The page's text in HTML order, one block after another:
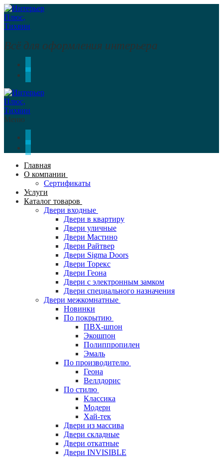
Перейти
к
содержимому
Меню
Закрыть
Всё для оформления интерьера
Меню
Главная
О компании
Сертификаты
Услуги
Каталог товаров
Двери входные
Двери в квартиру
Двери уличные
Двери Мастино
Двери Райтвер
Двери Sigma Doors
Двери Торекс
Двери Геона
Двери с электронным замком
Двери специального назначения
Двери межкомнатные
Новинки
По покрытию
ПВХ-шпон
Экошпон
Полиппропилен
Эмаль
По производителю
Геона
Веллдорис
По стилю
Классика
Модерн
Хай-тек
Двери из массива
Двери складные
Двери откатные
Двери INVISIBLE